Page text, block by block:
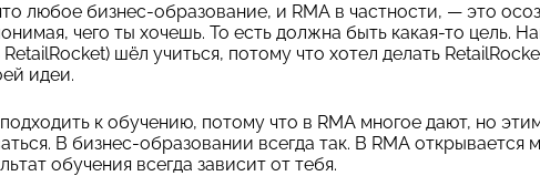
любое бизнес-образование, и RMA в частности, — это
чего ты хочешь. То есть должна быть какая-то цель.
шёл учиться, потому что хотел делать
идеи.
к обучению, потому что в RMA многое дают, но
В бизнес-образовании всегда так. В RMA открывается
обучения всегда зависит от тебя.